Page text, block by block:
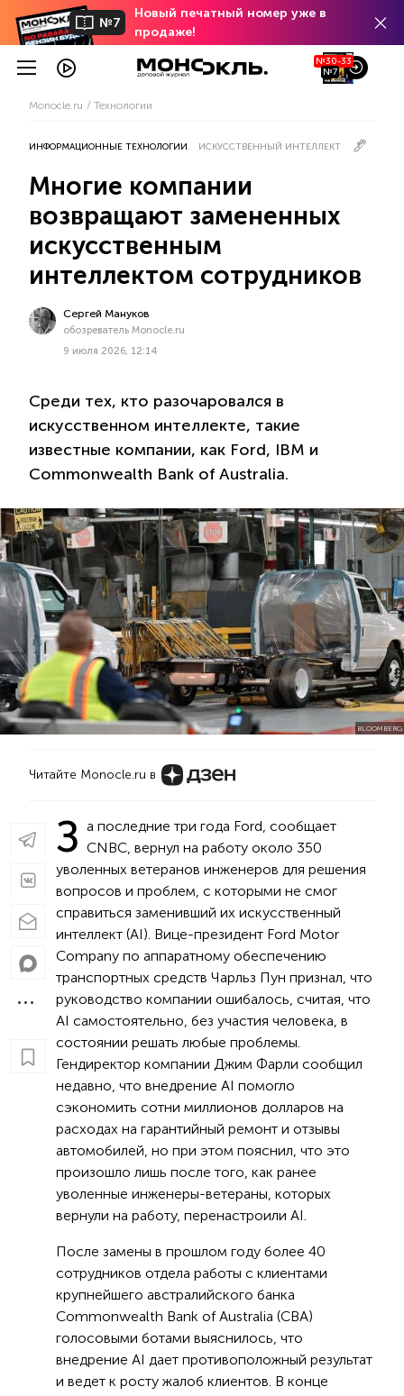
№7
Новый печатный номер уже в
продаже!
№30-33
№7
Monocle.ru Технологии
ИНФОРМАЦИОННЫЕ ТЕХНОЛОГИИ ИСКУССТВЕННЫЙ ИНТЕЛЛЕКТ
Многие компании
возвращают замененных
искусственным
интеллектом сотрудников
Сергей Мануков
обозреватель Monocle.ru
9 июля 2026, 12:14
Среди тех, кто разочаровался в
искусственном интеллекте, такие
известные компании, как Ford, IBM и
Commonwealth Bank of Australia.
BLOOMBERG
Читайте Monocle.ru в
З а последние три года Ford, сообщает
CNBC, вернул на работу около 350
уволенных ветеранов инженеров для решения
вопросов и проблем, с которыми не смог
справиться заменивший их искусственный
интеллект (AI). Вице-президент Ford Motor
Company по аппаратному обеспечению
транспортных средств Чарльз Пун признал, что
руководство компании ошибалось, считая, что
AI самостоятельно, без участия человека, в
состоянии решать любые проблемы.
Гендиректор компании Джим Фарли сообщил
недавно, что внедрение AI помогло
сэкономить сотни миллионов долларов на
расходах на гарантийный ремонт и отзывы
автомобилей, но при этом пояснил, что это
произошло лишь после того, как ранее
уволенные инженеры-ветераны, которых
вернули на работу, перенастроили AI.
После замены в прошлом году более 40
сотрудников отдела работы с клиентами
крупнейшего австралийского банка
Commonwealth Bank of Australia (СВА)
голосовыми ботами выяснилось, что
внедрение AI дает противоположный результат
и ведет к росту жалоб клиентов. В конце